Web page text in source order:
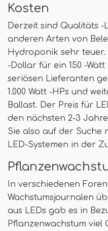
Kosten
Derzeit sind Qualitäts -
anderen Arten von
Hydroponik sehr teuer.
-Dollar für ein 150 -
seriösen Lieferanten
1.000 Watt -HPs und
Ballast. Der Preis für
den nächsten 2-3
Sie also auf der Suche
LED-Systemen in der
In verschiedenen
Wachstumsjournalen
aus LEDs gab es in
Pflanzenwachstum viel